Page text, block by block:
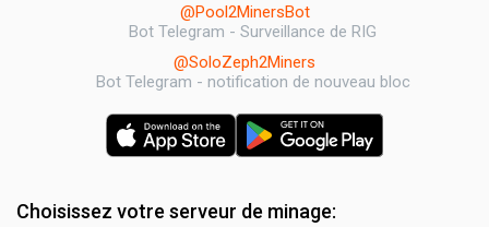
@Pool2MinersBot
Bot Telegram - Surveillance de RIG
@SoloZeph2Miners
Bot Telegram - notification de nouveau bloc
Choisissez votre serveur de minage: